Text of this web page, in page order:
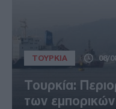
ΤΟΥΡΚΙΑ 08/
Τουρκία:
των